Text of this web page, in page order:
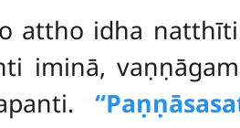
attho idha
iminā,